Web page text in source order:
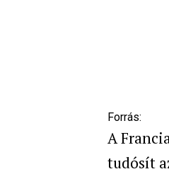
Forrás:
A
tudósít